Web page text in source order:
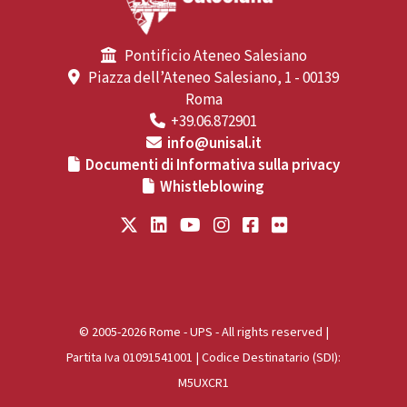
Pontificio Ateneo Salesiano
Piazza dell’Ateneo Salesiano, 1 - 00139
Roma
+39.06.872901
info@unisal.it
Documenti di Informativa sulla privacy
Whistleblowing
© 2005-2026 Rome - UPS - All rights reserved |
Partita Iva 01091541001 | Codice Destinatario (SDI):
M5UXCR1